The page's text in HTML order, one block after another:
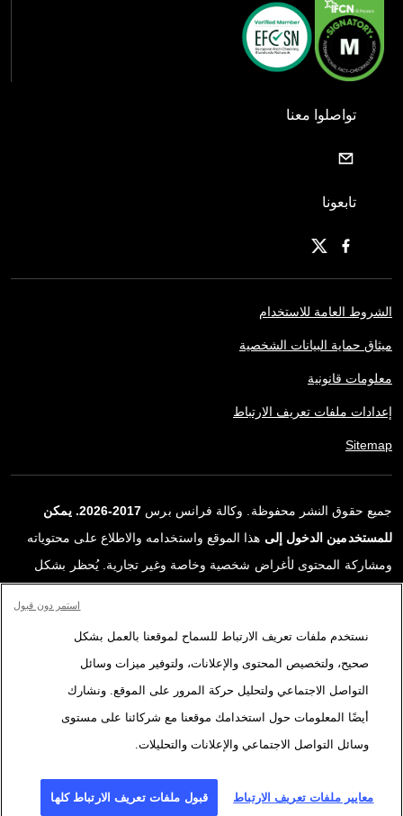
تواصلوا معنا
تابعونا
الشروط العامة للاستخدام
ميثاق حماية البيانات الشخصية
معلومات قانونية
إعدادات ملفات تعريف الارتباط
Sitemap
جميع حقوق النشر محفوظة. وكالة فرانس برس
2017-2026. يمكن
للمستخدمين الدخول إلى هذا الموقع واستخدامه والاطلاع على محتوياته
ومشاركة المحتوى لأغراض شخصية وخاصة وغير تجارية. يُحظر بشكل
ترخيص محددة موقعة مع وكالة فرانس برس. المواد والروابط الواردة في
التقارير، والتي لم تنتجها وكالة فرانس برس، مستخدمة فقط وبالقدر
اللازم كعناصر إثبات لمحتوى هذه التقارير. لم تحصل فرانس برس على أي
حقوق من المؤلفين أو مالكي حقوق النشر لهذا المحتوى ولا تتحمّل أي
مسؤوليّة في هذا الصدد. وكالة فرانس برس وشعارها علامتان تجاريتان
نستخدم ملفات تعريف الارتباط للسماح لموقعنا بالعمل بشكل
صحيح، ولتخصيص المحتوى والإعلانات، ولتوفير ميزات وسائل
التواصل الاجتماعي ولتحليل حركة المرور على الموقع. ونشارك
أيضًا المعلومات حول استخدامك موقعنا مع شركائنا على مستوى
وسائل التواصل الاجتماعي والإعلانات والتحليلات.
معايير ملفات تعريف الارتباط قبول ملفات تعريف الارتباط كلها
استمر دون قبول